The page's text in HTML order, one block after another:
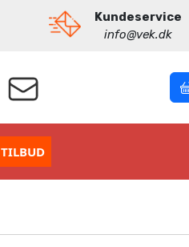
Kundeservice
info@vek.dk
TILBUD